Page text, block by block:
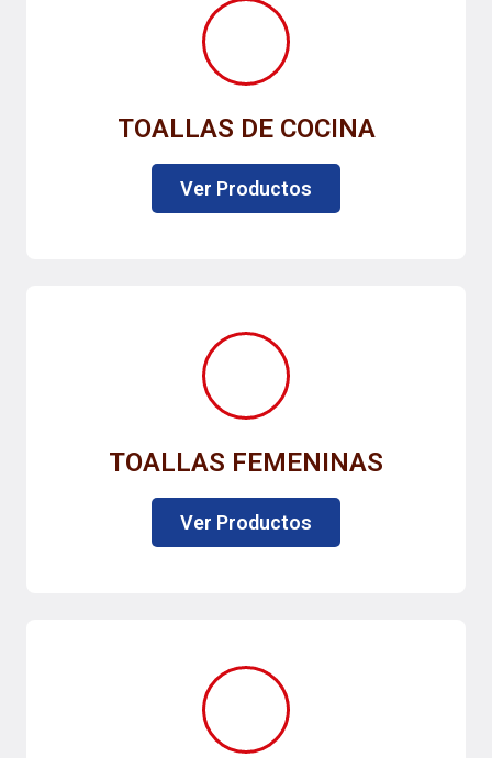
TOALLAS DE COCINA
Ver Productos
TOALLAS FEMENINAS
Ver Productos